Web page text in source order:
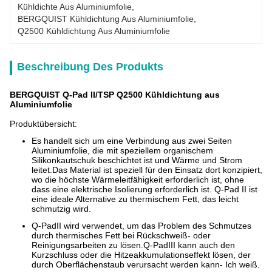
Kühldichte Aus Aluminiumfolie
BERGQUIST Kühldichtung Aus Aluminiumfolie
Q2500 Kühldichtung Aus Aluminiumfolie
Beschreibung Des Produkts
BERGQUIST Q-Pad II/TSP Q2500 Kühldichtung aus
Aluminiumfolie
Produktübersicht:
Es handelt sich um eine Verbindung aus zwei Seiten
Aluminiumfolie, die mit speziellem organischem
Silikonkautschuk beschichtet ist und Wärme und Strom
leitet.Das Material ist speziell für den Einsatz dort konzipiert,
wo die höchste Wärmeleitfähigkeit erforderlich ist, ohne
dass eine elektrische Isolierung erforderlich ist. Q-Pad II ist
eine ideale Alternative zu thermischem Fett, das leicht
schmutzig wird.
Q-PadII wird verwendet, um das Problem des Schmutzes
durch thermisches Fett bei Rückschweiß- oder
Reinigungsarbeiten zu lösen.Q-PadIII kann auch den
Kurzschluss oder die Hitzeakkumulationseffekt lösen, der
durch Oberflächenstaub verursacht werden kann- Ich weiß.